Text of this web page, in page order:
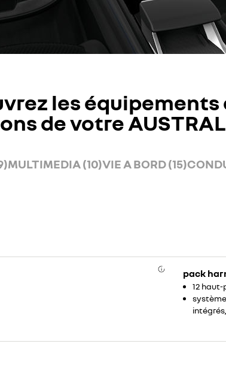
les équipements
de votre AUSTRAL
MULTIMEDIA (10)VIE A BORD (15)
pack
12